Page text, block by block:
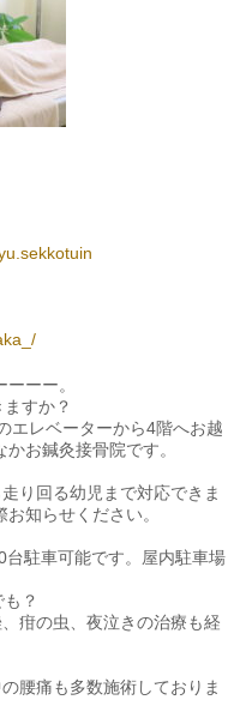
ーー。
すか？
エレベーターから4階へお越
お鍼灸接骨院です。
り回る幼児まで対応できま
知らせください。
駐車可能です。屋内駐車場
？
疳の虫、夜泣きの治療も経
腰痛も多数施術しておりま